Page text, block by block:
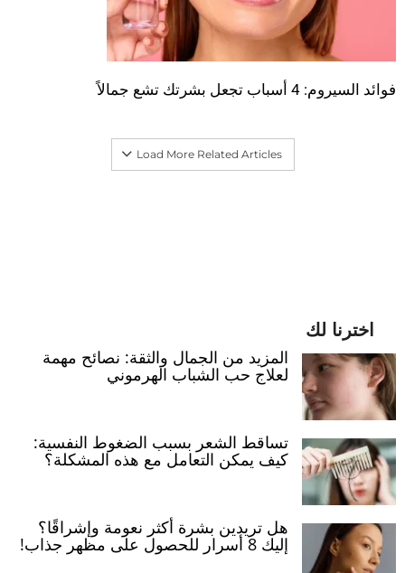
فوائد السيروم: 4 أسباب تجعل بشرتك تشع جمالاً
Load More Related Articles
اخترنا لك
المزيد من الجمال والثقة: نصائح مهمة
لعلاج حب الشباب الهرموني
تساقط الشعر بسبب الضغوط النفسية:
كيف يمكن التعامل مع هذه المشكلة؟
هل تريدين بشرة أكثر نعومة وإشراقًا؟
إليك 8 أسرار للحصول على مظهر جذاب!